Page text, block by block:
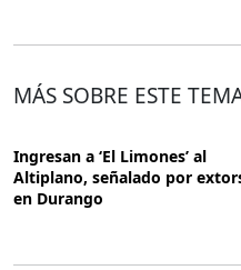
MÁS SOBRE ESTE
Ingresan a ‘El Limones’ al
Altiplano, señalado por
en Durango